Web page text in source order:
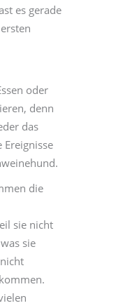
es gerade
oder
denn
das
Ereignisse
die
sie nicht
sie